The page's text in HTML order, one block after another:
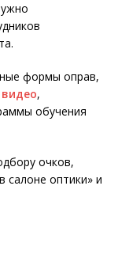
формы оправ,
видео,
обучения
очков,
салоне оптики» и